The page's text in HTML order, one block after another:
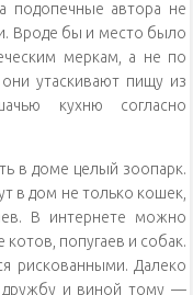
подопечные автора не
Вроде бы и место было
меркам, а не по
утаскивают пищу из
кухню согласно
в доме целый зоопарк.
в дом не только кошек,
В интернете можно
попугаев и собак.
рискованными. Далеко
дружбу и виной тому —